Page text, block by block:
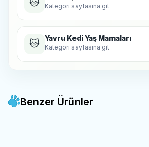
🐱 Kategori sayfasına git
🐱 Yavru Kedi Yaş Mamaları
Kategori sayfasına git
Benzer Ürünler